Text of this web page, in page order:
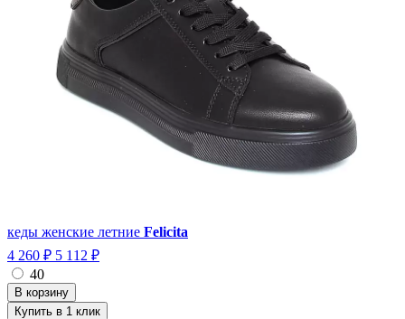
кеды женские летние Felicita
4 260 ₽ 5 112 ₽
40
Купить в 1 клик